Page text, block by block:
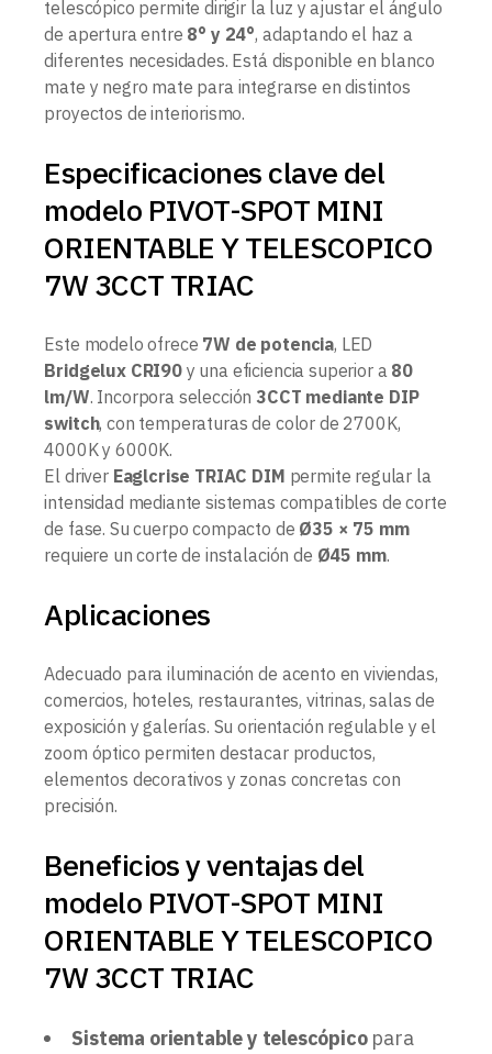
telescópico permite dirigir la luz y ajustar el ángulo
de apertura entre 8° y 24°, adaptando el haz a
diferentes necesidades. Está disponible en blanco
mate y negro mate para integrarse en distintos
proyectos de interiorismo.
Especificaciones clave del
modelo PIVOT-SPOT MINI
ORIENTABLE Y TELESCOPICO
7W 3CCT TRIAC
Este modelo ofrece 7W de potencia, LED
Bridgelux CRI90y una eficiencia superior a 80
lm/W. Incorpora selección 3CCT mediante DIP
switch, con temperaturas de color de 2700K,
4000K y 6000K.
El driver Eaglcrise TRIAC DIM permite regular la
intensidad mediante sistemas compatibles de corte
de fase. Su cuerpo compacto de Ø35 × 75 mm
requiere un corte de instalación de Ø45 mm.
Aplicaciones
Adecuado para iluminación de acento en viviendas,
comercios, hoteles, restaurantes, vitrinas, salas de
exposición y galerías. Su orientación regulable y el
zoom óptico permiten destacar productos,
elementos decorativos y zonas concretas con
precisión.
Beneficios y ventajas del
modelo PIVOT-SPOT MINI
ORIENTABLE Y TELESCOPICO
7W 3CCT TRIAC
Sistema orientable y telescópicopara